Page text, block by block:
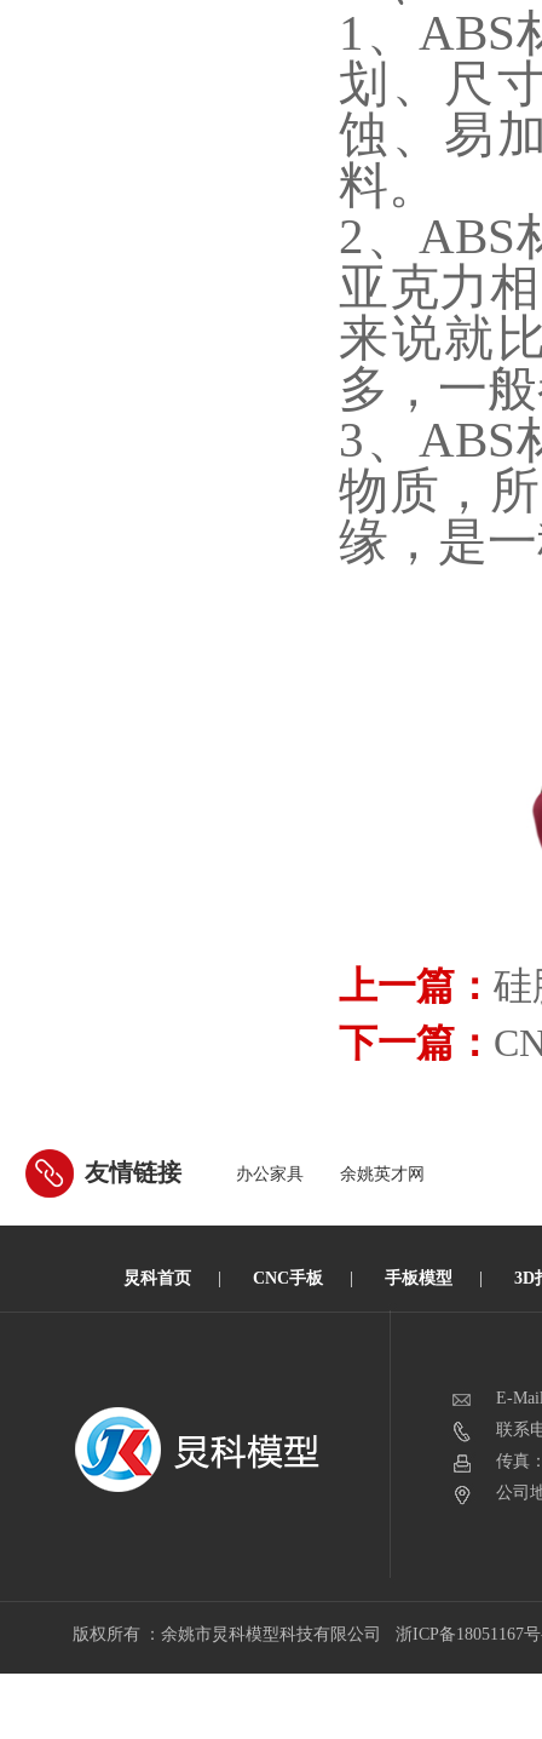
1、ABS
划、尺
蚀、易
料。
2、ABS
亚克力
来说就
多，一
3、ABS
物质，
缘，是
上一篇： 硅
下一篇：
友情链接 办公家具 余姚英才网
炅科首页 | CNC手板 | 手板模型 | 3D
E-
联系
传真
公司
版权所有 ：余姚市炅科模型科技有限公司 浙ICP备18051167